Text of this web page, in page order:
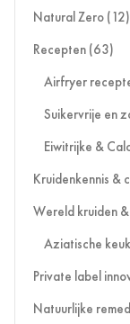
Natural Zero (12)
Recepten (63)
Airfryer
Suikervrije en
Eiwitrijke &
Kruidenkennis &
Wereld kruiden
Aziatische
Private label
Natuurlijke